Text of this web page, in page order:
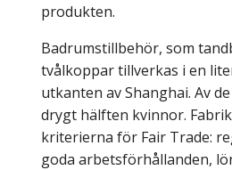
produkten.
Badrumstillbehör, som
tvålkoppar tillverkas i en
utkanten av Shanghai. Av
drygt hälften kvinnor.
kriterierna för Fair Trade:
goda arbetsförhållanden,